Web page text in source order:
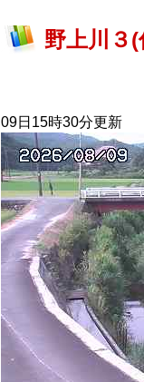
野上川３
09日15時30分更新